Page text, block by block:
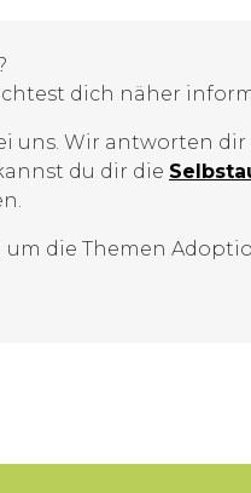
dich näher
uns. Wir antworten
du dir die
die Themen